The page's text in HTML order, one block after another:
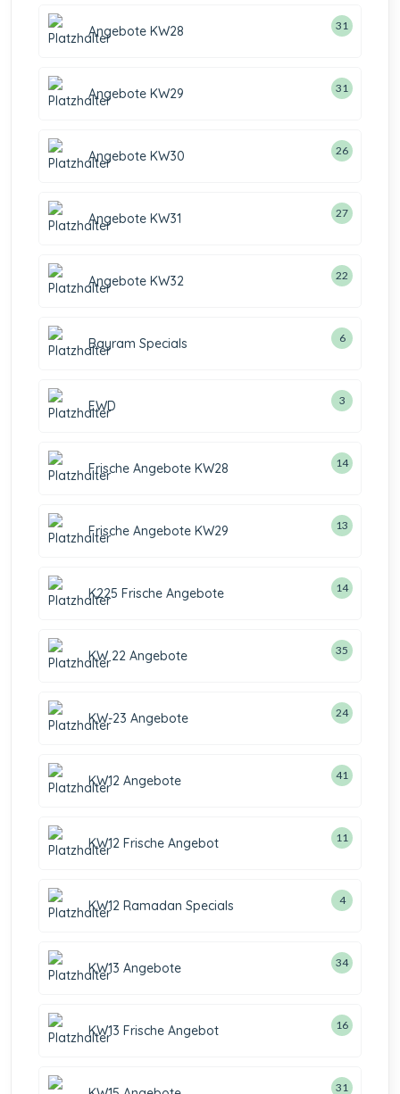
Angebote KW28 31
Angebote KW29 31
Angebote KW30 26
Angebote KW31 27
Angebote KW32 22
Bayram Specials 6
EWD 3
Frische Angebote KW28 14
Frische Angebote KW29 13
K225 Frische Angebote 14
KW 22 Angebote 35
KW-23 Angebote 24
KW12 Angebote 41
KW12 Frische Angebot 11
KW12 Ramadan Specials 4
KW13 Angebote 34
KW13 Frische Angebot 16
31